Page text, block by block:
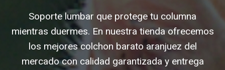
Soporte lumbar que protege tu columna
mientras duermes. En nuestra tienda ofrecemos
los mejores colchon barato aranjuez del
mercado con calidad garantizada y entrega